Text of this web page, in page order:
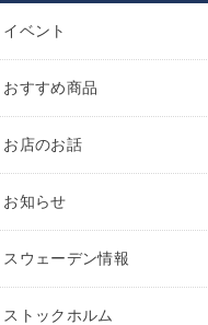
イベント
おすすめ商品
お店のお話
お知らせ
スウェーデン情報
ストックホルム